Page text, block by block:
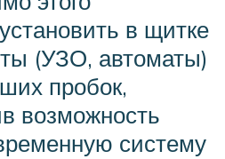
в щитке
(УЗО, автоматы)
пробок,
возможность
систему